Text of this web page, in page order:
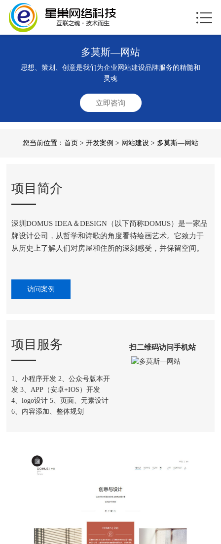
多莫斯—网站
思想、策划、创意是我们为企业网站建设品牌服务的精髓和
灵魂
立即咨询
您当前位置： 首页 > 开发案例 > 网站建设 > 多莫斯—网站
项目简介
深圳DOMUS IDEA＆DESIGN（以下简称DOMUS）是一家品
牌设计公司，从哲学和诗歌的角度看待绘画艺术。它致力于
从历史上了解人们对房屋和住所的深刻感受，并保留空间。
访问案例
项目服务
1、小程序开发 2、公众号版本开
发 3、APP（安卓+IOS）开发
4、logo设计 5、页面、元素设计
6、内容添加、整体规划
扫二维码访问手机站